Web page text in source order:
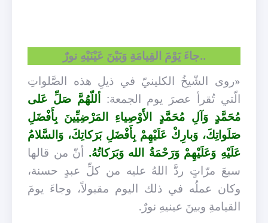
..جاءَ يَوْمَ القِيامَةِ وَبَيْنَ عَيْنَيْهِ نورٌ
«روى الشّيخُ الكلينيّ في ذيلِ هذه الصَّلواتِ
الّتي تُقرأ عصرَ يوم الجمعة: أللّهُمَّ صَلِّ عَلى
مُحَمَّدٍ وَآلِ مُحَمَّدٍ الأَوْصِياءِ المَرْضِيِّينَ بِأَفْضَلِ
صَلَواتِكَ، وَبارِكْ عَلَيْهِمْ بِأَفْضَلِ بَرَكاتِكَ، وَالسَّلامُ
عَلَيْهِ وَعَلَيْهِمْ وَرَحْمَةُ الله وَبَرَكاتُهُ. أنّ من قالها
سبعَ مرّاتٍ ردَّ اللهُ عليه من كلِّ عبدٍ حسنة،
وكان عملُه في ذلك اليوم مقبولاً، وجاءَ يومَ
القيامةِ وبينَ عينيهِ نورٌ.